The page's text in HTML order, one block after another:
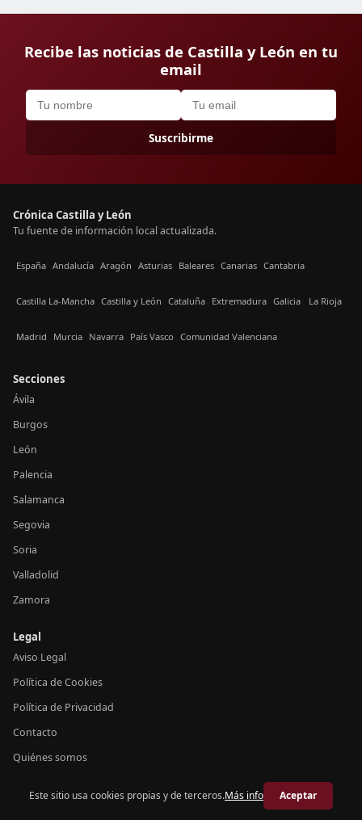
Recibe las noticias de Castilla y León en tu
email
Suscribirme
Crónica Castilla y León
Tu fuente de información local actualizada.
España Andalucía Aragón Asturias Baleares Canarias Cantabria
Castilla La-Mancha Castilla y León Cataluña Extremadura Galicia La Rioja
Madrid Murcia Navarra País Vasco Comunidad Valenciana
Secciones
Ávila
Burgos
León
Palencia
Salamanca
Segovia
Soria
Valladolid
Zamora
Legal
Aviso Legal
Política de Cookies
Política de Privacidad
Contacto
Quiénes somos
© 2026 Crónica Castilla y León
Este sitio usa cookies propias y de terceros.Más info Aceptar